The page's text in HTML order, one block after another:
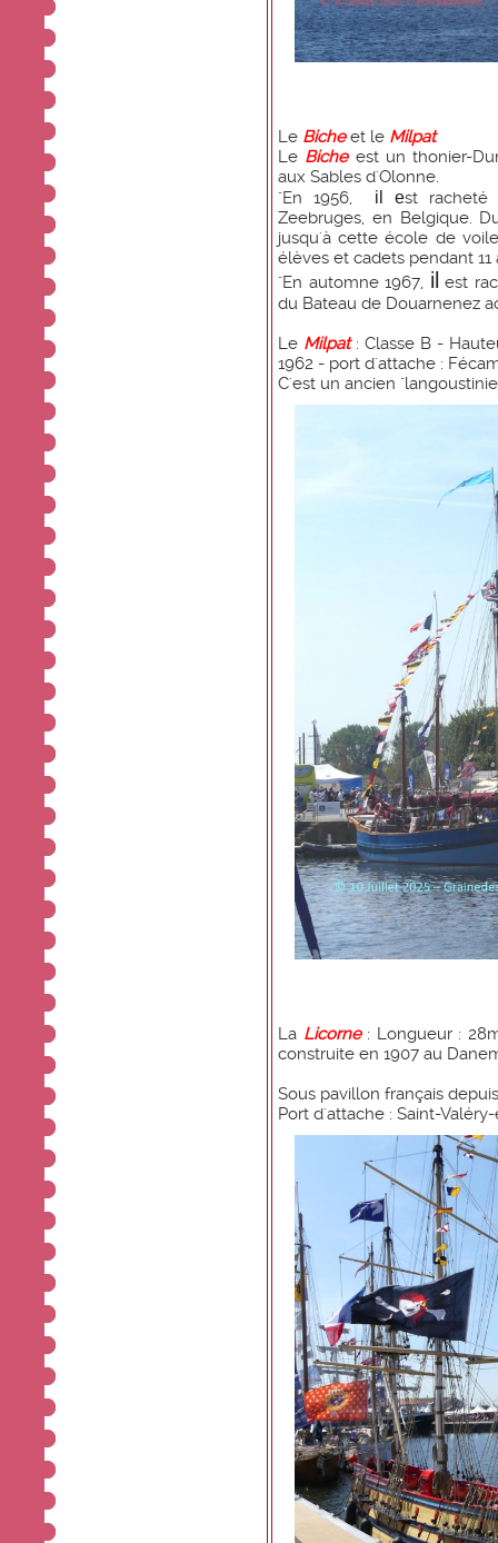
Le Bicheet le Milpat
Le Bicheest un thonier-
aux Sables d'Olonne.
"En 1956,
il est racheté
Zeebruges, en Belgique.
jusqu'à cette école de
élèves et cadets pendant 11
"En automne 1967, il est
du Bateau de Douarnenez
Le Milpat: Classe B -
1962 - port d'attache :
C'est un ancien
La Licorne: Longueur :
construite en 1907 au
Sous pavillon français
Port d'attache : Saint-